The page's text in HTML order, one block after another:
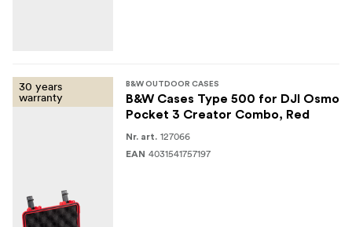
30 years
warranty
B&W OUTDOOR CASES
B&W Cases Type 500 for DJI Osmo
Pocket 3 Creator Combo, Red
Nr. art. 127066
EAN 4031541757197